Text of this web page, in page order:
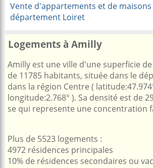
Vente d'appartements et de
département Loiret
Logements à Amilly
Amilly est une ville d'une superficie de
de 11785 habitants, située dans le
dans la région Centre (
longitude:2.768° ). Sa densité est de
se qui represente une concentration
Plus de 5523 logements :
4972 résidences principales
10% de résidences secondaires ou